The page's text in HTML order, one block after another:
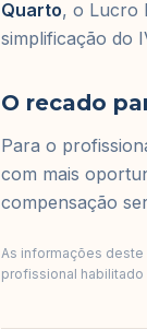
Quarto, o Lucro
simplificação do
O recado
Para o
com mais
compensação
As informações deste
profissional